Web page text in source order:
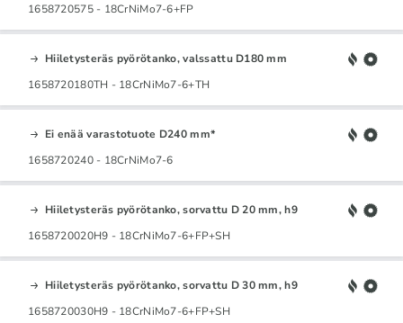
1658720575 - 18CrNiMo7-6+FP
Hiiletysteräs pyörötanko, valssattu D180 mm
1658720180TH - 18CrNiMo7-6+TH
Ei enää varastotuote D240 mm*
1658720240 - 18CrNiMo7-6
Hiiletysteräs pyörötanko, sorvattu D 20 mm, h9
1658720020H9 - 18CrNiMo7-6+FP+SH
Hiiletysteräs pyörötanko, sorvattu D 30 mm, h9
1658720030H9 - 18CrNiMo7-6+FP+SH